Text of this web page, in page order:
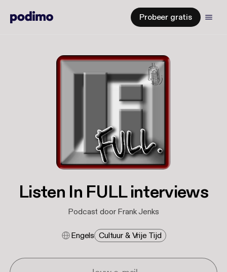
Probeer gratis
Listen In FULL interviews
Podcast door Frank Jenks
Engels Cultuur & Vrije Tijd